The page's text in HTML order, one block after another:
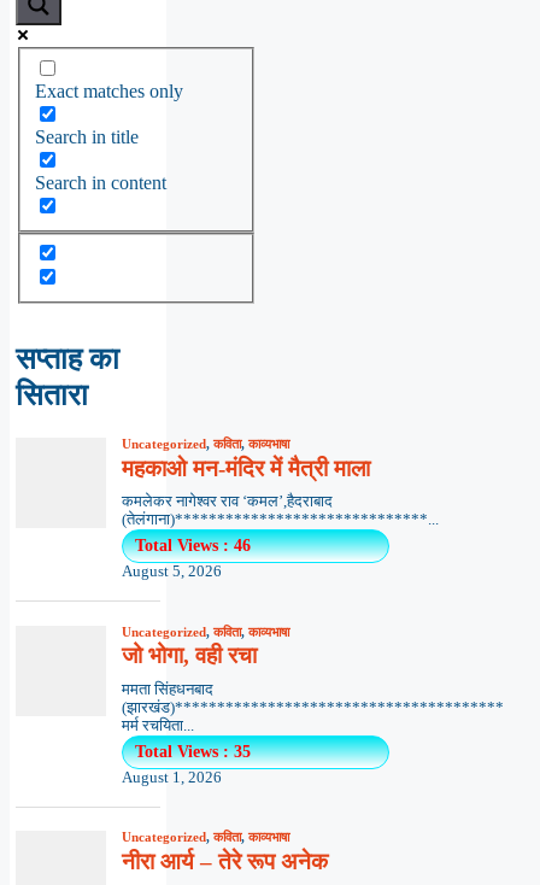
Exact matches only
Search in title
Search in content
सप्ताह का
सितारा
Uncategorized,कविता,काव्यभाषा
महकाओ मन-मंदिर में मैत्री माला
कमलेकर नागेश्वर राव ‘कमल’,हैदराबाद
(तेलंगाना)******************************...
Total Views : 46
August 5, 2026
Uncategorized,कविता,काव्यभाषा
जो भोगा, वही रचा
ममता सिंहधनबाद
(झारखंड)***************************************
मर्म रचयिता...
Total Views : 35
August 1, 2026
Uncategorized,कविता,काव्यभाषा
नीरा आर्य – तेरे रूप अनेक